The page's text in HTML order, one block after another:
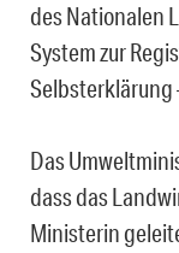
des Nationalen
System zur
Selbsterklärung
Das
dass das
Ministerin